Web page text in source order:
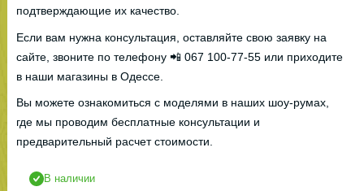
подтверждающие их качество.
Если вам нужна консультация, оставляйте свою заявку на
сайте, звоните по телефону 📲 067 100-77-55 или приходите
в наши магазины в Одессе.
Вы можете ознакомиться с моделями в наших шоу-румах,
где мы проводим бесплатные консультации и
предварительный расчет стоимости.
В наличии